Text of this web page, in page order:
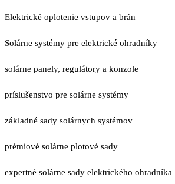
Elektrické oplotenie vstupov a brán
Solárne systémy pre elektrické ohradníky
solárne panely, regulátory a konzole
príslušenstvo pre solárne systémy
základné sady solárnych systémov
prémiové solárne plotové sady
expertné solárne sady elektrického ohradníka